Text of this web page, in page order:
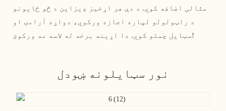
مثالی اضافه کوي. د دې هر اړخیز ډیزاین د څو ځایونو
د راټولولو لپاره اجازه ورکوي، دواړه آرامۍ او
سټایل چمتو کوي. دا اړینه برخه له لاسه مه ورکوئ!
نور سټایلونه ښودل